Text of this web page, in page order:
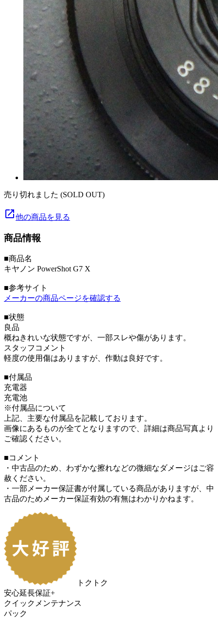
売り切れました (SOLD OUT)
launch他の商品を見る
商品情報
■商品名
キヤノン PowerShot G7 X
■参考サイト
メーカーの商品ページを確認する
■状態
良品
概ねきれいな状態ですが、一部スレや傷があります。
スタッフコメント
軽度の使用傷はありますが、作動は良好です。
■付属品
充電器
充電池
※付属品について
上記、主要な付属品を記載しております。
画像にあるものが全てとなりますので、詳細は商品写真より
ご確認ください。
■コメント
・中古品のため、わずかな擦れなどの微細なダメージはご容
赦ください。
・一部メーカー保証書が付属している商品がありますが、中
古品のためメーカー保証有効の有無はわかりかねます。
トクトク
安心延長保証+
クイックメンテナンス
パック